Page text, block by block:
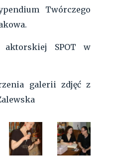
Twórczego
aktorskiej SPOT w
galerii zdjęć z